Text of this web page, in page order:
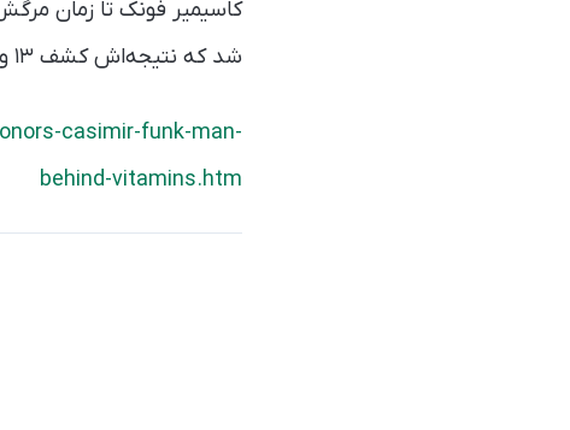
شد که نتیجه‌اش کشف ۱۳ ویتامین شد. ویتامین‌هایی که امروزه تقریبا همه‌جا در دسترس‌مان قرار دارند.
casimir-funk-man-
behind-vitamins.htm